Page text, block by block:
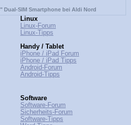
Dual-SIM Smartphone bei Aldi Nord
Linux
Linux-Forum
Linux-Tipps
Handy / Tablet
iPhone / iPad Forum
iPhone / iPad Tipps
Android-Forum
Android-Tipps
Software
Software-Forum
Sicherheits-Forum
Software-Tipps